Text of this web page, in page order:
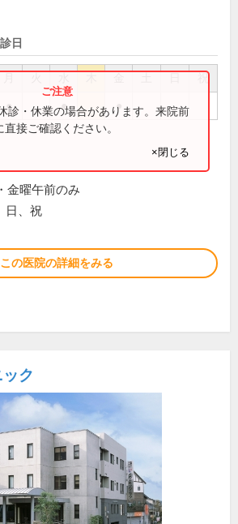
日
祝
● ● ●
診・休業の場合があります。来院前
接ご確認ください。
×閉じる
金曜午前のみ
日、祝
この医院の詳細をみる
ク